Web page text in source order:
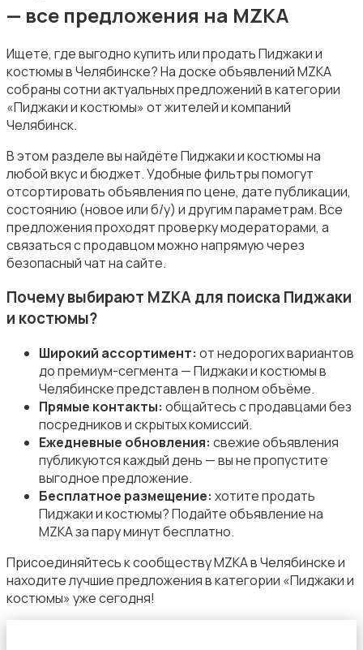
Пиджаки и костюмы
Рубашки
Спецодежда
Спортивная одежда
— все предложения на MZKA
Ищете, где выгодно купить или продать Пиджаки и
костюмы в Челябинске? На доске объявлений MZKA
собраны сотни актуальных предложений в категории
«Пиджаки и костюмы» от жителей и компаний
Челябинск.
В этом разделе вы найдёте Пиджаки и костюмы на
любой вкус и бюджет. Удобные фильтры помогут
отсортировать объявления по цене, дате публикации,
состоянию (новое или б/у) и другим параметрам. Все
предложения проходят проверку модераторами, а
связаться с продавцом можно напрямую через
безопасный чат на сайте.
Почему выбирают MZKA для поиска Пиджаки
и костюмы?
Широкий ассортимент: от недорогих вариантов
до премиум-сегмента — Пиджаки и костюмы в
Челябинске представлен в полном объёме.
Прямые контакты: общайтесь с продавцами без
посредников и скрытых комиссий.
Ежедневные обновления: свежие объявления
публикуются каждый день — вы не пропустите
выгодное предложение.
Бесплатное размещение: хотите продать
Пиджаки и костюмы? Подайте объявление на
MZKA за пару минут бесплатно.
Присоединяйтесь к сообществу MZKA в Челябинске и
находите лучшие предложения в категории «Пиджаки и
костюмы» уже сегодня!